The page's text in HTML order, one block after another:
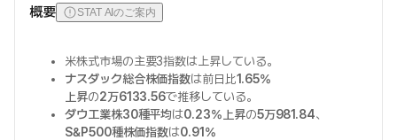
概要 STAT AIのご案内
米株式市場の主要3指数は上昇している。
ナスダック総合株価指数は前日比1.65%
上昇の2万6133.56で推移している。
ダウ工業株30種平均は0.23%上昇の5万981.84、
S&P500種株価指数は0.91%